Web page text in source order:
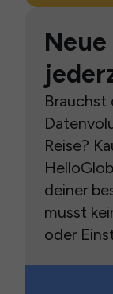
Brauchst
Reise?
deiner
musst
oder